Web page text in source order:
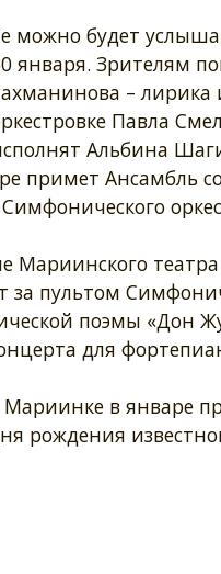
можно будет
января. Зрителям
– лирика
Павла
Альбина
примет Ансамбль
Мариинского
пультом
поэмы «Дон
для
Мариинке в январе
рождения